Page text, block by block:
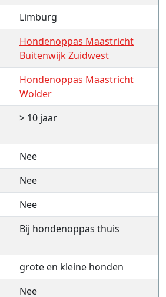
Limburg
Hondenoppas Maastricht
Buitenwijk Zuidwest
Hondenoppas Maastricht
Wolder
> 10 jaar
Nee
Nee
Nee
Bij hondenoppas thuis
grote en kleine honden
Nee